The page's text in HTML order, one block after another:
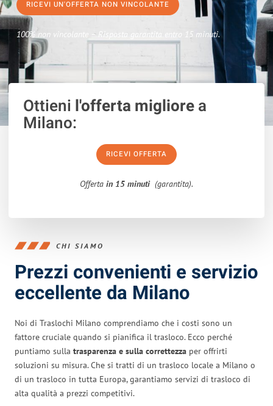
RICEVI UN'OFFERTA NON VINCOLANTE
100% non vincolante – Risposta garantita entro 15 minuti.
Ottieni l'offerta migliorea
Milano:
RICEVI OFFERTA
Offerta in 15 minuti (garantita).
CHI SIAMO
Prezzi convenienti e servizio
eccellente da Milano
Noi di Traslochi Milano comprendiamo che i costi sono un
fattore cruciale quando si pianifica il trasloco. Ecco perché
puntiamo sulla trasparenza e sulla correttezza per offrirti
soluzioni su misura. Che si tratti di un trasloco locale a Milano o
di un trasloco in tutta Europa, garantiamo servizi di trasloco di
alta qualità a prezzi competitivi.